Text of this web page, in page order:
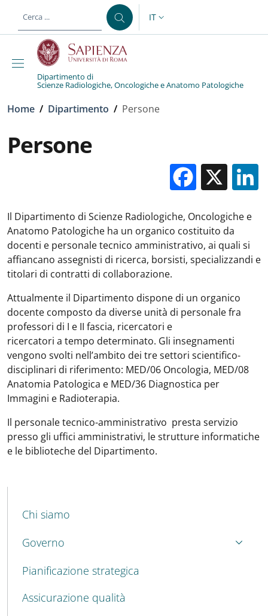
al contenuto principale
SELETTORE LINGUA:
IT
Dipartimento di
Scienze Radiologiche, Oncologiche e Anatomo Patologiche
Briciole di pane
Home / Dipartimento / Persone
Persone
X
Il Dipartimento di Scienze Radiologiche, Oncologiche e
Anatomo Patologiche ha un organico costituito da
docenti e personale tecnico amministrativo, ai quali si
affiancano assegnisti di ricerca, borsisti, specializzandi e
titolari di contratti di collaborazione.
Attualmente il Dipartimento dispone di un organico
docente composto da diverse unità di personale fra
professori di I e II fascia, ricercatori e
ricercatori a tempo determinato. Gli insegnamenti
vengono svolti nell’ambito dei tre settori scientifico-
disciplinari di riferimento: MED/06 Oncologia, MED/08
Anatomia Patologica e MED/36 Diagnostica per
Immagini e Radioterapia.
Il personale tecnico-amministrativo presta servizio
presso gli uffici amministrativi, le strutture informatiche
e le biblioteche del Dipartimento.
MENU CEV SECOND NAVIGATION
Chi siamo
Governo
Pianificazione strategica
Assicurazione qualità